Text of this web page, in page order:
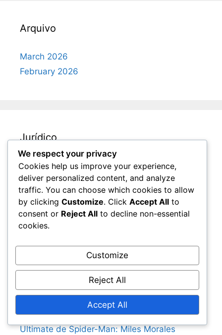
Arquivo
March 2026
February 2026
Jurídico
Nossa história
Termos de serviço
Política de privacidade
Fale conosco
Política de cookies
Publicações recentes
Requisitos de Atualização da Edição Ultimate
de Spider-Man: Miles Morales
Disponibilidade de Atualização da Edição
Ultimate de Spider-Man: Miles Morales
We respect your privacy
Cookies help us improve your experience,
deliver personalized content, and analyze
traffic. You can choose which cookies to allow
by clicking Customize. Click Accept All to
consent or Reject All to decline non-essential
cookies.
Customize
Reject All
Accept All